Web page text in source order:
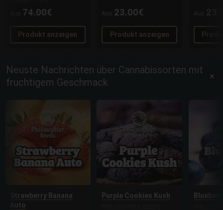
74.00€
Produkt anzeigen
Aus 23.00€
Produkt anzeigen
Aus
Neuste Nachrichten über Cannabissorten mit
fruchtigem Geschmack
Strawberry Banana
Auto
Purple Cookies Kush